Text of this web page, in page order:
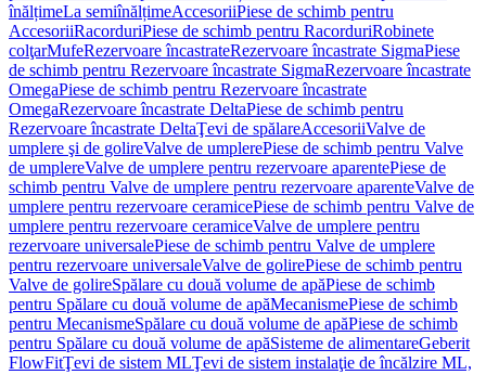
înălțimeLa semiînălțimeAccesoriiPiese de schimb pentru
AccesoriiRacorduriPiese de schimb pentru RacorduriRobinete
colţarMufeRezervoare încastrateRezervoare încastrate SigmaPiese
de schimb pentru Rezervoare încastrate SigmaRezervoare încastrate
OmegaPiese de schimb pentru Rezervoare încastrate
OmegaRezervoare încastrate DeltaPiese de schimb pentru
Rezervoare încastrate DeltaŢevi de spălareAccesoriiValve de
umplere şi de golireValve de umplerePiese de schimb pentru Valve
de umplereValve de umplere pentru rezervoare aparentePiese de
schimb pentru Valve de umplere pentru rezervoare aparenteValve de
umplere pentru rezervoare ceramicePiese de schimb pentru Valve de
umplere pentru rezervoare ceramiceValve de umplere pentru
rezervoare universalePiese de schimb pentru Valve de umplere
pentru rezervoare universaleValve de golirePiese de schimb pentru
Valve de golireSpălare cu două volume de apăPiese de schimb
pentru Spălare cu două volume de apăMecanismePiese de schimb
pentru MecanismeSpălare cu două volume de apăPiese de schimb
pentru Spălare cu două volume de apăSisteme de alimentareGeberit
FlowFitŢevi de sistem MLŢevi de sistem instalaţie de încălzire ML,